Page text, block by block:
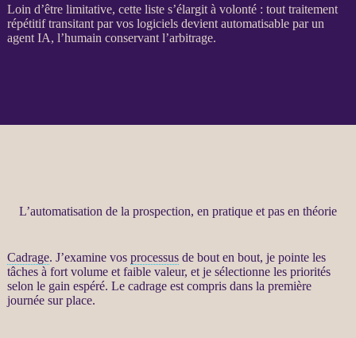
Loin d’être limitative, cette liste s’élargit à volonté : tout traitement
répétitif transitant par vos logiciels devient automatisable par un
agent IA, l’humain conservant l’arbitrage.
L’automatisation de la prospection, en pratique et pas en théorie
Cadrage. J’examine vos processusde bout en bout, je pointe les
tâches à fort volume et faible valeur, et je sélectionne les priorités
selon le gain espéré. Le cadrageest compris dans la première
journée sur place.